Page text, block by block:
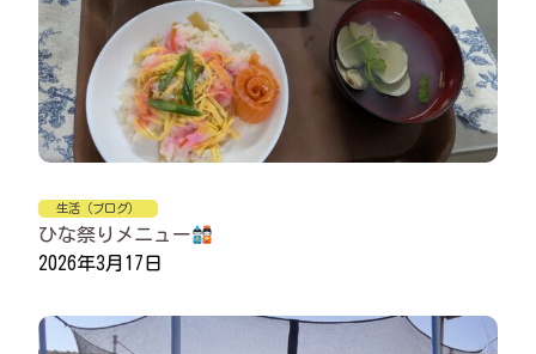
生活（ブログ）
ひな祭りメニュー
2026年3月17日